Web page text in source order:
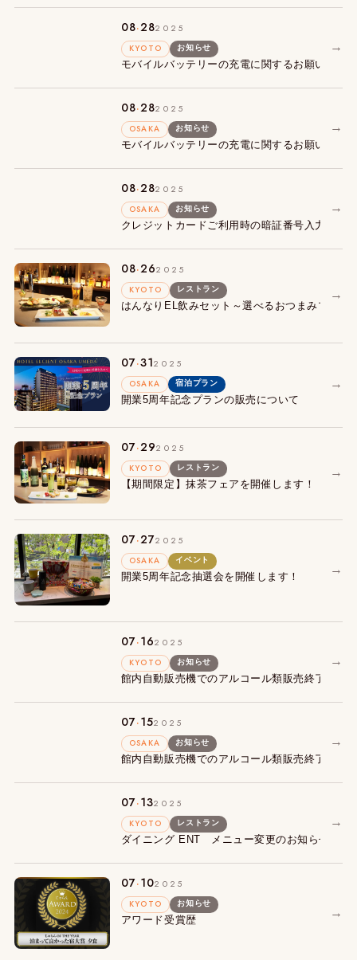
08.282025
KYOTO
お知らせ
モバイルバッテリーの充電に関するお願い
→
08.282025
OSAKA
お知らせ
モバイルバッテリーの充電に関するお願い
→
08.282025
OSAKA
お知らせ
クレジットカードご利用時の暗証番号入力必須
→
08.262025
KYOTO
レストラン
はんなりEL飲みセット～選べるおつまみプレ
→
07.312025
OSAKA
宿泊プラン
開業5周年記念プランの販売について
→
07.292025
KYOTO
レストラン
【期間限定】抹茶フェアを開催します！
→
07.272025
OSAKA
イベント
開業5周年記念抽選会を開催します！ →
07.162025
KYOTO
お知らせ
館内自動販売機でのアルコール類販売終了につ
→
07.152025
OSAKA
お知らせ
館内自動販売機でのアルコール類販売終了につ
→
07.132025
KYOTO
レストラン
ダイニング ENT メニュー変更のお知らせ
→
07.102025
KYOTO
お知らせ
アワード受賞歴 →